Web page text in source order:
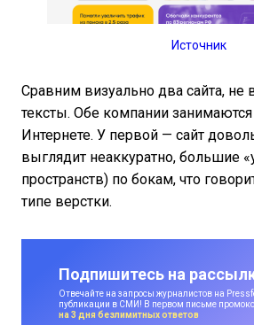
Источник
Сравним визуально два сайта, не
тексты. Обе компании
Интернете. У первой — сайт
выглядит неаккуратно, большие
пространств) по бокам, что
типе верстки.
Подпишитесь на
Отвечайте на запросы журналистов на
публикации в СМИ! В первом письме
на 3 дня безлимитных ответов